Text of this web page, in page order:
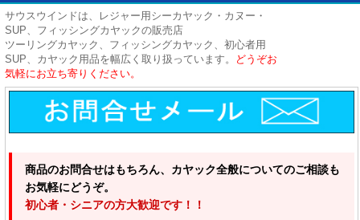
サウスウインドは、レジャー用シーカヤック・カヌー・
SUP、フィッシングカヤックの販売店
ツーリングカヤック、フィッシングカヤック、初心者用
SUP、カヤック用品を幅広く取り扱っています。
どうぞお
気軽にお立ち寄りください。
商品のお問合せはもちろん、カヤック全般についてのご相談も
お気軽にどうぞ。
初心者・シニアの方大歓迎です！！